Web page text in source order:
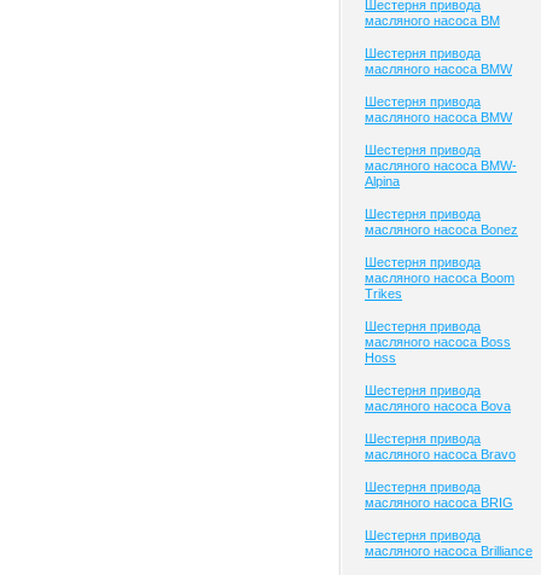
Шестерня привода
масляного насоса BM
Шестерня привода
масляного насоса BMW
Шестерня привода
масляного насоса BMW
Шестерня привода
масляного насоса BMW-
Alpina
Шестерня привода
масляного насоса Bonez
Шестерня привода
масляного насоса Boom
Trikes
Шестерня привода
масляного насоса Boss
Hoss
Шестерня привода
масляного насоса Bova
Шестерня привода
масляного насоса Bravo
Шестерня привода
масляного насоса BRIG
Шестерня привода
масляного насоса Brilliance